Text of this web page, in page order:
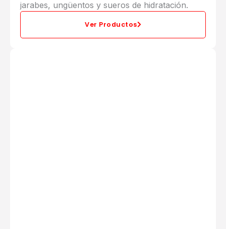
jarabes, ungüentos y sueros de hidratación.
Ver Productos